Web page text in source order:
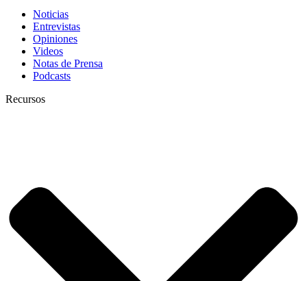
Noticias
Entrevistas
Opiniones
Videos
Notas de Prensa
Podcasts
Recursos